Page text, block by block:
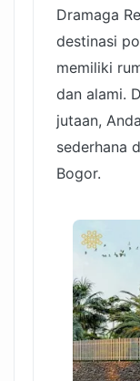
Dramaga
destinasi
memiliki
dan alami.
jutaan,
sederhana
Bogor.